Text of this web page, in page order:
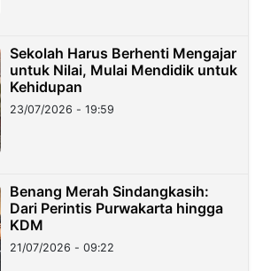
Sekolah Harus Berhenti Mengajar
untuk Nilai, Mulai Mendidik untuk
Kehidupan
23/07/2026 - 19:59
Benang Merah Sindangkasih:
Dari Perintis Purwakarta hingga
KDM
21/07/2026 - 09:22